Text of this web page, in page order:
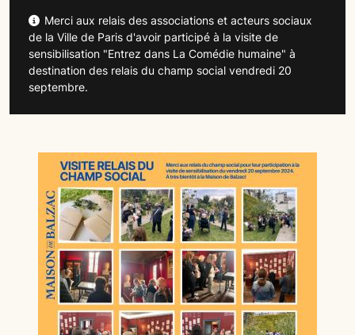
Merci aux relais des associations et acteurs sociaux
de la Ville de Paris d'avoir participé à la visite de
sensibilisation "Entrez dans La Comédie humaine" à
destination des relais du champ social vendredi 20
septembre.